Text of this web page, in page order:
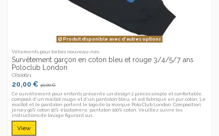
Produit disponible avec d'autres options
Vêtements pour bébés nouveau-nés
Survêtement garçon en coton bleu et rouge 3/4/5/7 ans
Poloclub London
CR100621
20,00 €40,00 €
Ce survêtement pour enfants présente un design 2 pièces simple et confortable,
composé d'un maillot rouge et d'un pantalon bleu, et est fabriqué en pur coton. Le
maillot et le pantalon portent le logo de la marque Polo Club London. Composition :
jersey 90% coton 10% élastomère, pantalon 100% coton. Veuillez suivre les
instructions de lavage figurant sur...
View